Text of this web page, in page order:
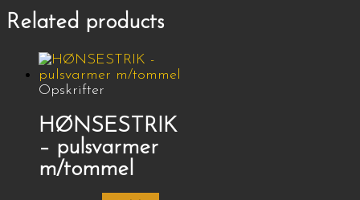
Related products
Opskrifter
HØNSESTRIK
– pulsvarmer
m/tommel